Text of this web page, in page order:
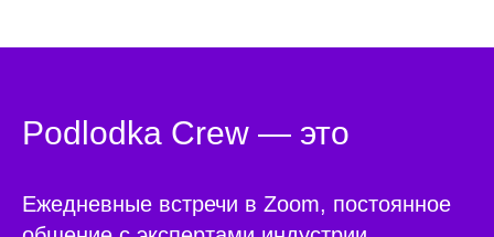
Podlodka Crew — это
Ежедневные встречи в Zoom, постоянное